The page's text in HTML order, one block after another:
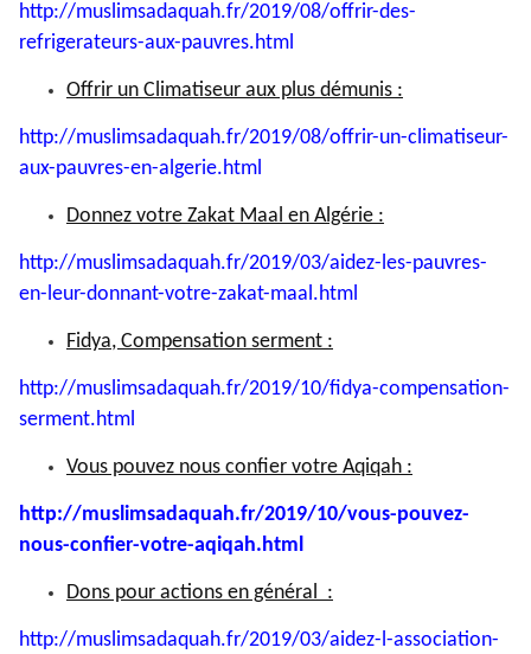
http://muslimsadaquah.fr/2019/08/offrir-des-
refrigerateurs-aux-pauvres.html
Offrir un Climatiseur aux plus démunis :
http://muslimsadaquah.fr/2019/08/offrir-un-climatiseur-
aux-pauvres-en-algerie.html
Donnez votre Zakat Maal en Algérie :
http://muslimsadaquah.fr/2019/03/aidez-les-pauvres-
en-leur-donnant-votre-zakat-maal.html
Fidya, Compensation serment :
http://muslimsadaquah.fr/2019/10/fidya-compensation-
serment.html
Vous pouvez nous confier votre Aqiqah :
http://muslimsadaquah.fr/2019/10/vous-pouvez-
nous-confier-votre-aqiqah.html
Dons pour actions en général :
http://muslimsadaquah.fr/2019/03/aidez-l-association-